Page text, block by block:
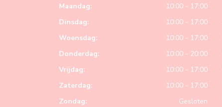
Maandag:
10:00 - 17:00
Dinsdag:
10:00 - 17:00
Woensdag:
10:00 - 17:00
Donderdag:
10:00 - 20:00
Vrijdag:
10:00 - 17:00
Zaterdag:
10:00 - 17:00
Zondag:
Gesloten